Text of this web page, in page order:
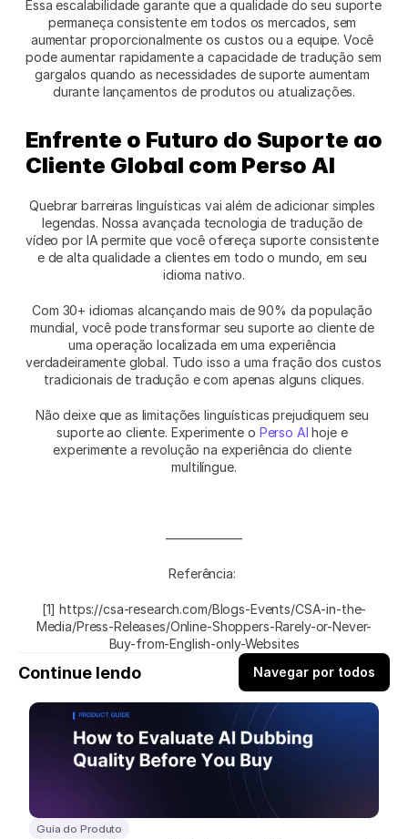
Essa escalabilidade garante que a qualidade do seu suporte
permaneça consistente em todos os mercados, sem
aumentar proporcionalmente os custos ou a equipe. Você
pode aumentar rapidamente a capacidade de tradução sem
gargalos quando as necessidades de suporte aumentam
durante lançamentos de produtos ou atualizações.
Enfrente o Futuro do Suporte ao
Cliente Global com Perso AI
Quebrar barreiras linguísticas vai além de adicionar simples
legendas. Nossa avançada tecnologia de tradução de
vídeo por IA permite que você ofereça suporte consistente
e de alta qualidade a clientes em todo o mundo, em seu
idioma nativo.
Com 30+ idiomas alcançando mais de 90% da população
mundial, você pode transformar seu suporte ao cliente de
uma operação localizada em uma experiência
verdadeiramente global. Tudo isso a uma fração dos custos
tradicionais de tradução e com apenas alguns cliques.
Não deixe que as limitações linguísticas prejudiquem seu
suporte ao cliente. Experimente o Perso AI hoje e
experimente a revolução na experiência do cliente
multilíngue.
——————
Referência:
[1] https://csa-research.com/Blogs-Events/CSA-in-the-
Media/Press-Releases/Online-Shoppers-Rarely-or-Never-
Buy-from-English-only-Websites
Continue lendo Navegar por todos
Guia do Produto